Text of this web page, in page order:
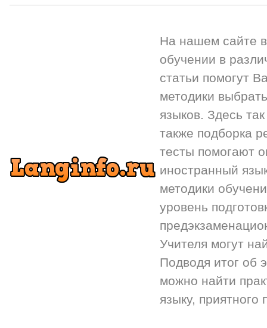
На нашем сайте
обучении в
статьи помогут
методики
языков. Здесь
также подборка
тесты помогают
иностранный
методики
уровень
Учителя могут
Подводя итог об
можно найти
языку,